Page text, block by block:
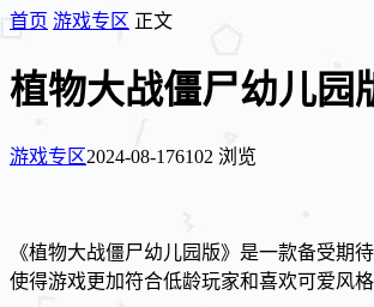
首页 游戏专区 正文
植物大战僵尸幼儿园
游戏专区2024-08-176102 浏览
《植物大战僵尸幼儿园版》是一款备受期
使得游戏更加符合低龄玩家和喜欢可爱风格